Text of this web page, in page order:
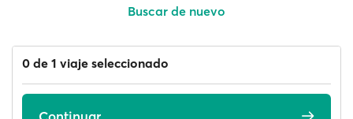
Buscar de nuevo
0 de 1 viaje seleccionado